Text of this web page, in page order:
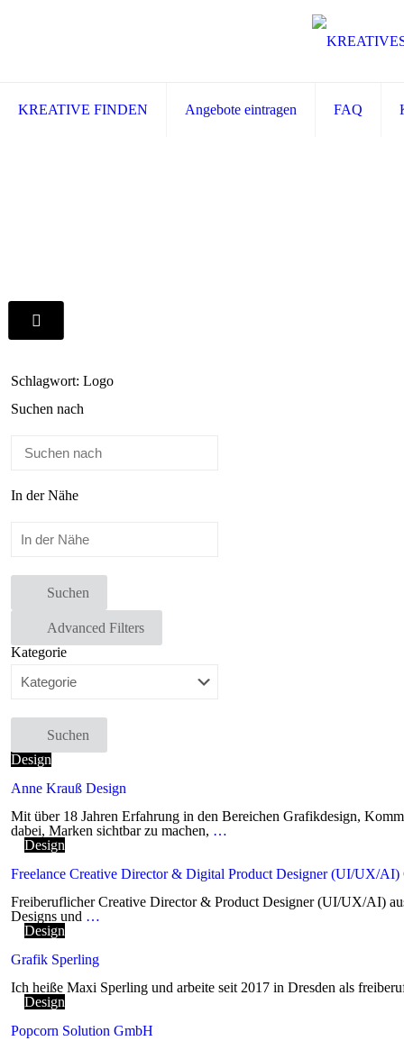
KREATIVE FINDEN Angebote eintragen FAQ
Schlagwort: Logo
Suchen nach
In der Nähe
Suchen
Advanced Filters
Kategorie
Suchen
Design
Anne Krauß Design
Mit über 18 Jahren Erfahrung in den Bereichen Grafikdesign,
dabei, Marken sichtbar zu machen, …
Design
Freelance Creative Director & Digital Product Designer (UI/UX/AI)
Freiberuflicher Creative Director & Product Designer (UI/UX/AI)
Designs und …
Design
Grafik Sperling
Ich heiße Maxi Sperling und arbeite seit 2017 in Dresden als
Design
Popcorn Solution GmbH